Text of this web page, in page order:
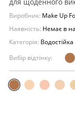
Виробник: Make Up
Наявність: Немає в
Категорія:
Вибір відтінку: